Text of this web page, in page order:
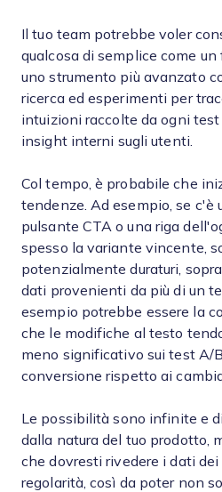
Il tuo team potrebbe voler
qualcosa di semplice come
uno strumento più avanzato
ricerca ed esperimenti per
intuizioni raccolte da ogni
insight interni sugli utenti.
Col tempo, è probabile che
tendenze. Ad esempio, se c'è
pulsante CTA o una riga
spesso la variante vincente,
potenzialmente duraturi,
dati provenienti da più di un
esempio potrebbe essere la
che le modifiche al testo
meno significativo sui test A/
conversione rispetto ai
Le possibilità sono infinite e
dalla natura del tuo prodotto,
che dovresti rivedere i dati
regolarità, così da poter non